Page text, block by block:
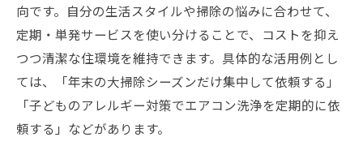
向です。自分の生活スタイルや掃除の悩みに合わせて、
定期・単発サービスを使い分けることで、コストを抑え
つつ清潔な住環境を維持できます。具体的な活用例とし
ては、「年末の大掃除シーズンだけ集中して依頼する」
「子どものアレルギー対策でエアコン洗浄を定期的に依
頼する」などがあります。